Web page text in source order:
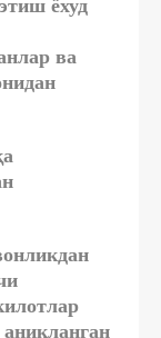
ёхуд
ва